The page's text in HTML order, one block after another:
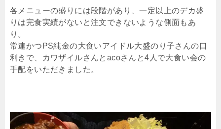
各メニューの盛りには段階があり、一定以上のデカ盛
りは完食実績がないと注文できないような側面もあ
り。
常連かつPS純金の大食いアイドル大盛のり子さんの口
利きで、カワザイルさんとacoさんと4人で大食い会の
手配をいただきました。